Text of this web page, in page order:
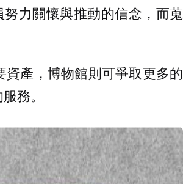
力關懷與推動的信念，而蒐
產，博物館則可爭取更多的
務。